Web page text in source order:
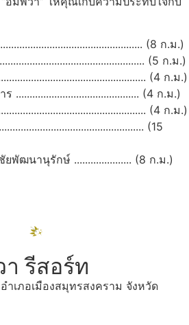
(8 ก.ม.)
(5 ก.ม.)
(4 ก.ม.)
............................................. (4 ก.ม.)
(4 ก.ม.)
(15
พัฒนานุรักษ์ ..................... (8 ก.ม.)
รีสอร์ท
เภอเมืองสมุทรสงคราม จังหวัด